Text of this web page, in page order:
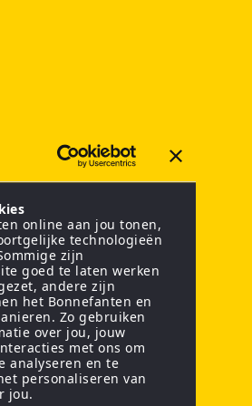
online aan jou tonen,
technologieën
zijn
goed te laten werken
andere zijn
het Bonnefanten en
Zo gebruiken
over jou, jouw
met ons om
analyseren en te
personaliseren van
jou.